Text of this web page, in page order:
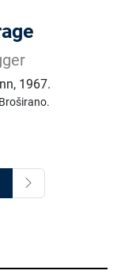
, 1967.
Broširano.